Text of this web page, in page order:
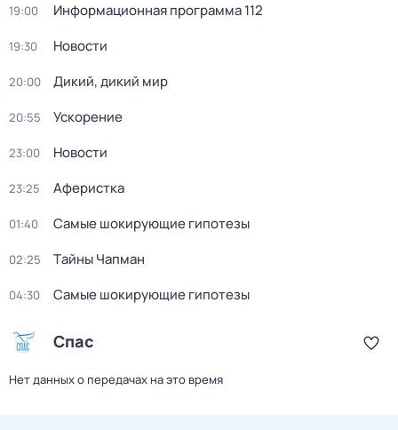
19:00 Информационная программа 112
19:30 Новости
20:00 Дикий, дикий мир
20:55 Ускорение
23:00 Новости
23:25 Аферистка
01:40 Самые шoкиpующие гипотезы
02:25 Тaйны Чапман
04:30 Самые шoкиpующие гипотезы
Спас
Нет данных о передачах на это время